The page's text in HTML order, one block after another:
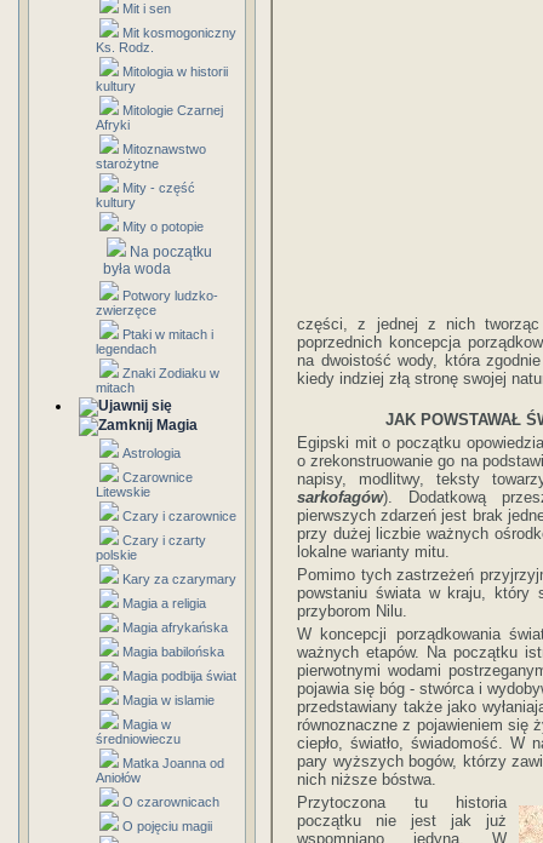
Mit i sen
Mit kosmogoniczny
Ks. Rodz.
Mitologia w historii
kultury
Mitologie Czarnej
Afryki
Mitoznawstwo
starożytne
Mity - część
kultury
Mity o potopie
Na początku
była woda
Potwory ludzko-
zwierzęce
Ptaki w mitach i
legendach
Znaki Zodiaku w
mitach
Magia
Astrologia
Czarownice
Litewskie
Czary i czarownice
Czary i czarty
polskie
Kary za czarymary
Magia a religia
Magia afrykańska
Magia babilońska
Magia podbija świat
Magia w islamie
Magia w
średniowieczu
Matka Joanna od
Aniołów
O czarownicach
O pojęciu magii
części, z jednej z nich
poprzednich koncepcja
na dwoistość wody, która
kiedy indziej złą stronę swojej
JAK POWSTAWAŁ
Egipski mit o początku
o zrekonstruowanie go na
napisy, modlitwy, teksty
sarkofagów). Dodatkową
pierwszych zdarzeń jest brak
przy dużej liczbie ważnych
lokalne warianty mitu.
Pomimo tych zastrzeżeń
powstaniu świata w kraju, który
przyborom Nilu.
W koncepcji porządkowania
ważnych etapów. Na początku
pierwotnymi wodami
pojawia się bóg - stwórca i
przedstawiany także jako
równoznaczne z pojawieniem się
ciepło, światło, świadomość. W
pary wyższych bogów, którzy
nich niższe bóstwa.
Przytoczona tu historia
początku nie jest jak już
wspomniano jedyną. W